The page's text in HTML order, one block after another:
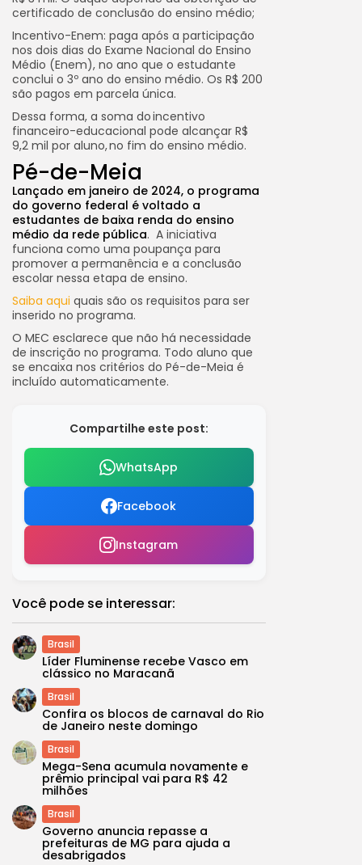
certificado de conclusão do ensino médio;
Incentivo-Enem: paga após a participação
nos dois dias do Exame Nacional do Ensino
Médio (Enem), no ano que o estudante
conclui o 3º ano do ensino médio. Os R$ 200
são pagos em parcela única.
Dessa forma, a soma do incentivo
financeiro-educacional pode alcançar R$
9,2 mil por aluno, no fim do ensino médio.
Pé-de-Meia
Lançado em janeiro de 2024, o programa
do governo federal é voltado a
estudantes de baixa renda do ensino
médio da rede pública. A iniciativa
funciona como uma poupança para
promover a permanência e a conclusão
escolar nessa etapa de ensino.
Saiba aqui quais são os requisitos para ser
inserido no programa.
O MEC esclarece que não há necessidade
de inscrição no programa. Todo aluno que
se encaixa nos critérios do Pé-de-Meia é
incluído automaticamente.
Compartilhe este post:
WhatsApp
Facebook
Instagram
Você pode se interessar:
Brasil
Líder Fluminense recebe Vasco em
clássico no Maracanã
Brasil
Confira os blocos de carnaval do Rio
de Janeiro neste domingo
Brasil
Mega-Sena acumula novamente e
prêmio principal vai para R$ 42
milhões
Brasil
Governo anuncia repasse a
prefeituras de MG para ajuda a
desabrigados